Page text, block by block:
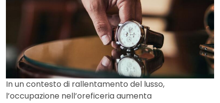
In un contesto di rallentamento del lusso,
l’occupazione nell’oreficeria aumenta